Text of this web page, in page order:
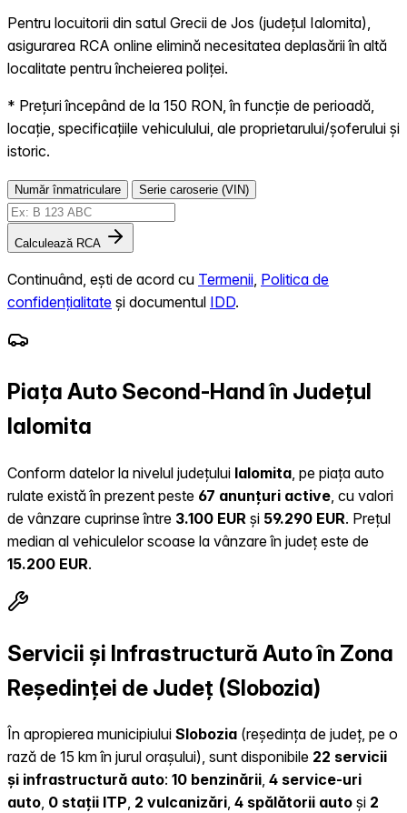
Pentru locuitorii din satul Grecii de Jos (județul Ialomita),
asigurarea RCA online elimină necesitatea deplasării în altă
localitate pentru încheierea poliței.
* Prețuri începând de la 150 RON, în funcție de perioadă,
locație, specificațiile vehiculului, ale proprietarului/șoferului și
istoric.
Număr înmatriculare Serie caroserie (VIN)
Calculează RCA
Continuând, ești de acord cu Termenii Politica de
confidențialitate și documentul IDD.
Piața Auto Second-Hand în Județul
Ialomita
Conform datelor la nivelul județului Ialomita , pe piața auto
rulate există în prezent peste 67 anunțuri active , cu valori
de vânzare cuprinse între 3.100 EUR și 59.290 EUR. Prețul
median al vehiculelor scoase la vânzare în județ este de
15.200 EUR.
Servicii și Infrastructură Auto în Zona
Reședinței de Județ (Slobozia)
În apropierea municipiului Slobozia (reședința de județ, pe o
rază de 15 km în jurul orașului), sunt disponibile 22 servicii
și infrastructură auto: 10 benzinării, 4 service-uri
auto, 0 stații ITP, 2 vulcanizări, 4 spălătorii auto și 2